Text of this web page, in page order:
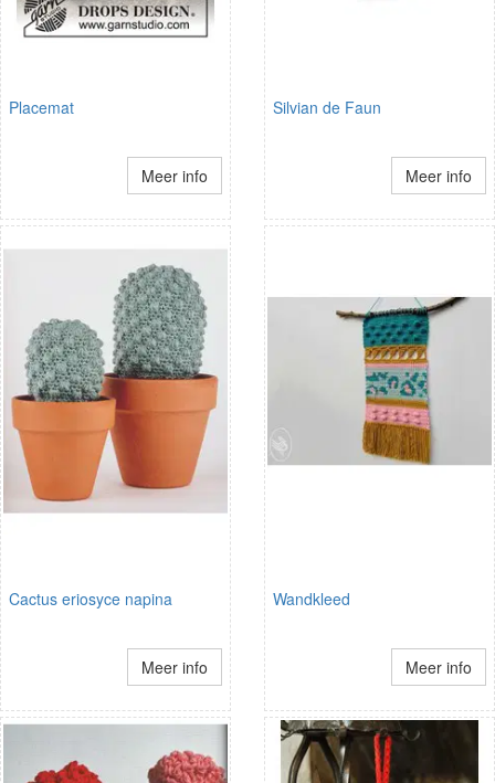
Placemat
Meer info
Silvian de Faun
Meer info
Cactus eriosyce napina
Meer info
Wandkleed
Meer info